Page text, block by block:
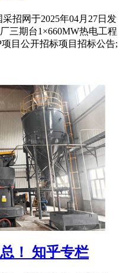
招网于2025年04月27日发
三期台1×660MW热电工程
目公开招标项目招标公告;
！ 知乎专栏